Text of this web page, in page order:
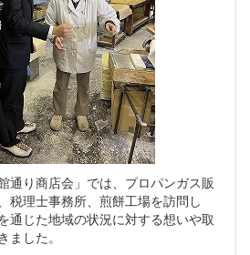
通り商店会」では、プロパンガス販
税理士事務所、煎餅工場を訪問し
通じた地域の状況に対する想いや取
ました。